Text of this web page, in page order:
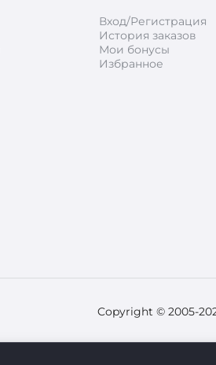
Вход/Регистрация
История заказов
Мои бонусы
Избранное
Copyright © 2005-